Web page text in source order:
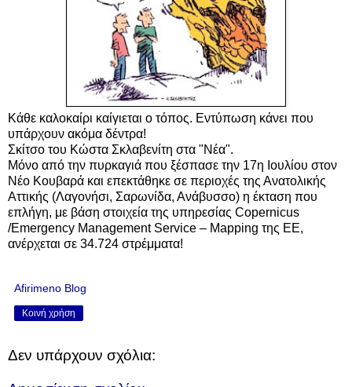
Κάθε καλοκαίρι καίγιεται ο τόπος. Εντύπωση κάνει που
υπάρχουν ακόμα δέντρα!
Σκίτσο του Κώστα Σκλαβενίτη στα "Νέα".
Μόνο από την πυρκαγιά που ξέσπασε την 17η Ιουλίου στον
Νέο Κουβαρά και επεκτάθηκε σε περιοχές της Ανατολικής
Αττικής (Λαγονήσι, Σαρωνίδα, Ανάβυσσο) η έκταση που
επλήγη, με βάση στοιχεία της υπηρεσίας Copernicus
/Emergency Management Service – Mapping της ΕΕ,
ανέρχεται σε 34.724 στρέμματα!
Afirimeno Blog
Κοινή χρήση
Δεν υπάρχουν σχόλια: